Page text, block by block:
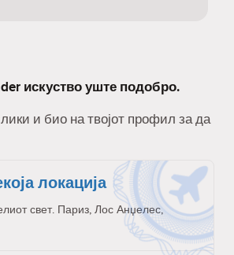
искуство уште подобро.
и био на твојот профил за да
локација
свет. Париз, Лос Анџелес,